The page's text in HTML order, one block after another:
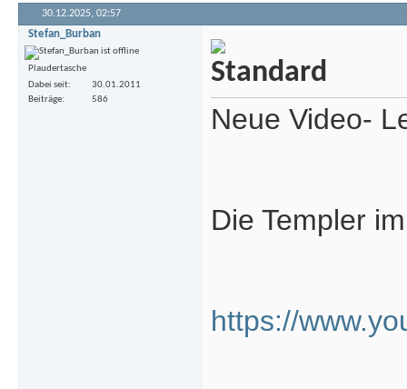
30.12.2025, 02:57
Stefan_Burban
Plaudertasche
Dabei seit
30.01.2011
Beiträge
586
Neue Video-
Die Templer
https://